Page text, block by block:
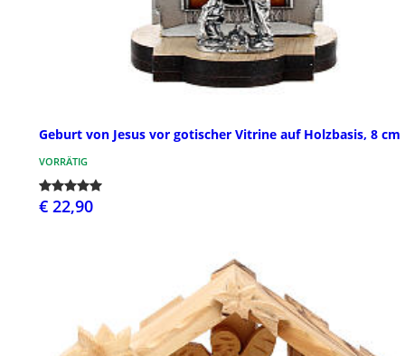
Geburt von Jesus vor gotischer Vitrine auf Holzbasis, 8 cm
VORRÄTIG
€ 22,90